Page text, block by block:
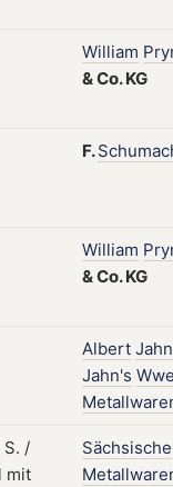
William
&Co.KG
F.
William
&Co.KG
Albert Jahn
Jahn's
Sächsische